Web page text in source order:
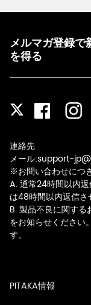
メルマガ登録で
を得る
Twitter
連絡先
メール:support-
※お問い合わせにつ
A. 通常24時間以内
は48時間以内返信さ
B. 製品不良に関す
をお知らせください
す。
PITAKA情報